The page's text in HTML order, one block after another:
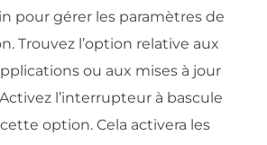
pour gérer les paramètres de
Trouvez l’option relative aux
ou aux mises à jour
l’interrupteur à bascule
option. Cela activera les